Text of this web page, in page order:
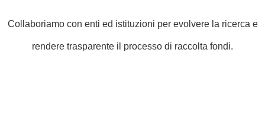
Collaboriamo con enti ed istituzioni per evolvere la ricerca e
rendere trasparente il processo di raccolta fondi.